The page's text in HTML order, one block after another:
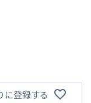
に登録する